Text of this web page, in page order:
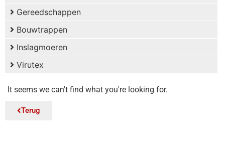
Gereedschappen
Bouwtrappen
Inslagmoeren
Virutex
It seems we can't find what you're looking for.
Terug